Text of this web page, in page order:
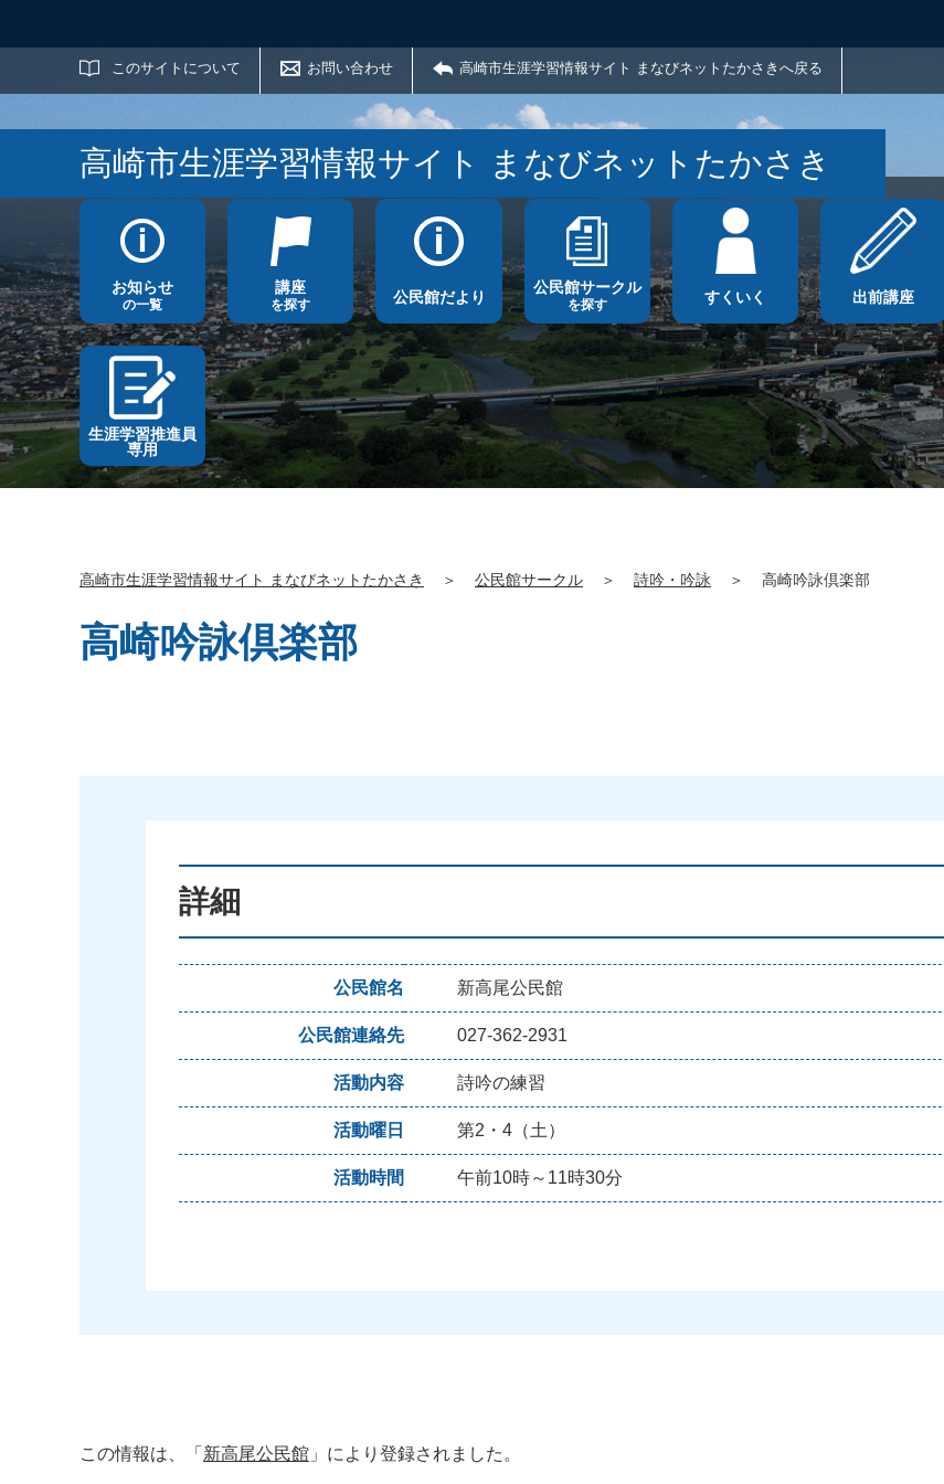
このサイトについて お問い合わせ 高崎市生涯学習情報サイト まなびネットたかさきへ戻る
サイト内検索
高崎市生涯学習情報サイト まなびネットたかさき
お知らせ
の一覧
講座
を探す 公民館だより
公民館サークル
を探す すくいく 出前講座
生涯学習推進員
専用
高崎市生涯学習情報サイト まなびネットたかさき ＞ 公民館サークル ＞ 詩吟・吟詠 ＞ 高崎吟詠倶楽部
高崎吟詠倶楽部
詳細
公民館名 新高尾公民館
公民館連絡先 027-362-2931
活動内容 詩吟の練習
活動曜日 第2・4（土）
活動時間 午前10時～11時30分
この情報は、「 新高尾公民館 」により登録されました。